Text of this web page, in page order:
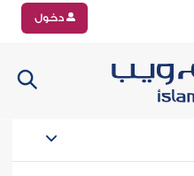
دخول